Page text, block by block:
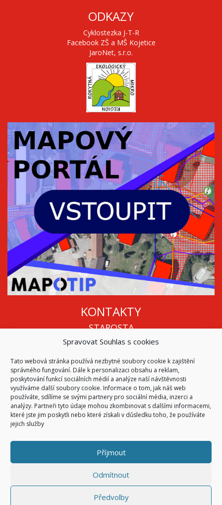
Spravovat Souhlas s cookies
Tato webová stránka používá nezbytné soubory cookie k zajištění
správného fungování. Dále k personalizaci obsahu a reklam,
poskytování funkcí sociálních médií a analýze naší návštěvnosti
využíváme další soubory cookie. Informace o tom, jak náš web
používáte, sdílíme se svými partnery pro sociální média, inzerci a
analýzy. Partneři tyto údaje mohou zkombinovat s dalšími informacemi,
které jste jim poskytli nebo které získali v důsledku toho, že používáte
jejich služby
Příjmout
Odmítnout
Předvolby
ODKAZY
Cyklostezka J-T-R
Facebook ZŠ a MŠ Kojetice
JaroNet, s.r.o.
KONTAKTY
STAROSTA
Mgr. Roman Vala
info@oukojetice.cz
ÚŘEDNÍ HODINY
Po, St: 15:30 - 16:30
Všechny kontakty | Kde nás najdete
© 2026Obec Kojetice na Moravě
Všechna práva vyhrazena
Code & Design bySymphony Digital